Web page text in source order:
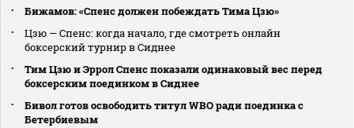
Бижамов: «Спенс должен побеждать Тима Цзю»
Цзю — Спенс: когда начало, где смотреть онлайн
боксерский турнир в Сиднее
Тим Цзю и Эррол Спенс показали одинаковый вес перед
боксерским поединком в Сиднее
Бивол готов освободить титул WBO ради поединка с
Бетербиевым